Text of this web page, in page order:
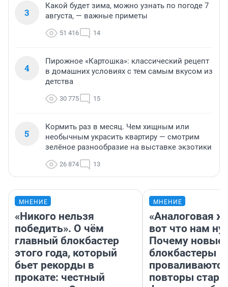
3
Какой будет зима, можно узнать по погоде 7
августа, — важные приметы
51 416 14
4
Пирожное «Картошка»: классический рецепт
в домашних условиях с тем самым вкусом из
детства
30 775 15
5
Кормить раз в месяц. Чем хищным или
необычным украсить квартиру — смотрим
зелёное разнообразие на выставке экзотики
26 874 13
МНЕНИЕ
«Никого нельзя
победить». О чём
главный блокбастер
этого года, который
бьет рекорды в
прокате: честный
МНЕНИЕ
«Аналоговая
вот что нам
Почему новые
блокбастеры
повторы